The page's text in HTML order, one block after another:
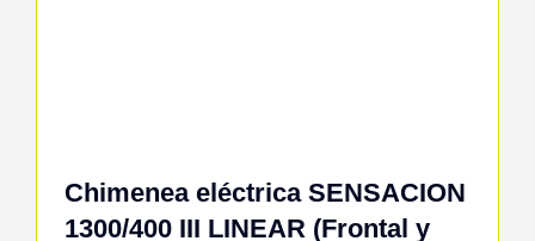
Chimenea eléctrica SENSACION
1300/400 III LINEAR (Frontal y